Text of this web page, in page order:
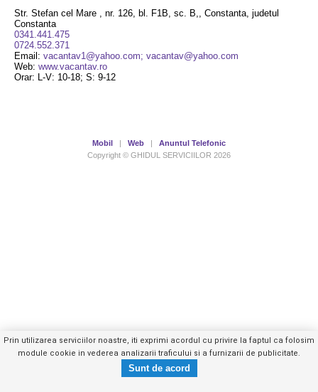
Str. Stefan cel Mare , nr. 126, bl. F1B, sc. B,, Constanta, judetul
Constanta
0341.441.475
0724.552.371
Email: vacantav1@yahoo.com; vacantav@yahoo.com
Web: www.vacantav.ro
Orar: L-V: 10-18; S: 9-12
0341.441.XXX
Trimite mesaj privat
Mobil | Web | Anuntul Telefonic
Copyright © GHIDUL SERVICIILOR 2026
Prin utilizarea serviciilor noastre, iti exprimi acordul cu privire la faptul ca folosim
module cookie in vederea analizarii traficului si a furnizarii de publicitate.